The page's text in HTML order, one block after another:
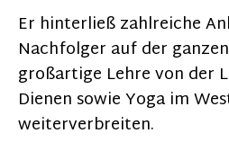
Er hinterließ zahlreiche
Nachfolger auf der
großartige Lehre von der
Dienen sowie Yoga im
weiterverbreiten.